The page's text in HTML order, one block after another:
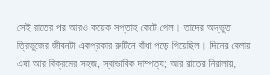
সেই রাতের পর আরও কয়েক সপ্তাহ কেটে গেল। তাদের অদ্ভুত
ত্রিভুজের জীবনটা একপ্রকার রুটিনে বাঁধা পড়ে গিয়েছিল। দিনের বেলায়
এষা আর বিক্রমের সহজ, স্বাভাবিক দাম্পত্য; আর রাতের নিরালায়,